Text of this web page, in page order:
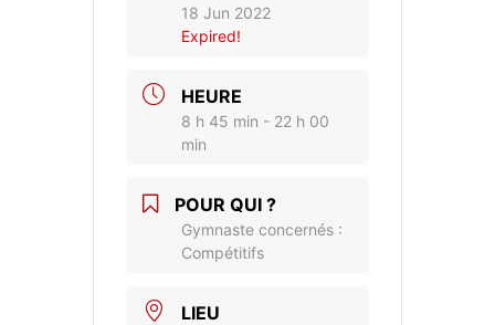
18 Jun 2022
Expired!
HEURE
8 h 45 min - 22 h 00
min
POUR QUI ?
Gymnaste concernés :
Compétitifs
LIEU